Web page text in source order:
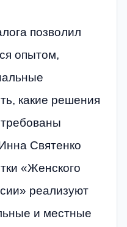
позволил
опытом,
какие решения
Святенко
«Женского
реализуют
и местные